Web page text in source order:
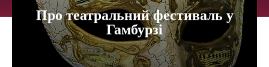
Про театральний фестиваль у
Гамбурзі